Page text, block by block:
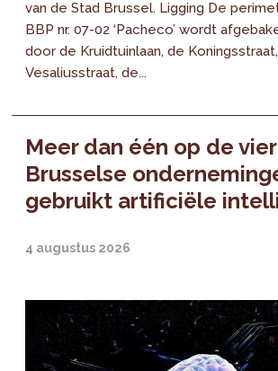
van de Stad Brussel. Ligging De
BBP nr. 07-02 ‘Pacheco’ wordt
door de Kruidtuinlaan, de
Vesaliusstraat, de...
Meer dan één op de vier
Brusselse
gebruikt artificiële
4 augustus 2026